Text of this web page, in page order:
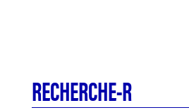
RECHERCHE-R